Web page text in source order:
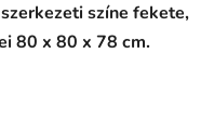
színe fekete,
80 x 80 x 78 cm.